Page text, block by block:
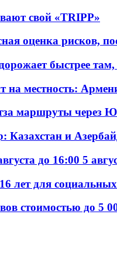
свой «TRIPP»
оценка рисков,
быстрее там,
местность:
маршруты через
и
до 16:00 5
лет для социальных
стоимостью до 5